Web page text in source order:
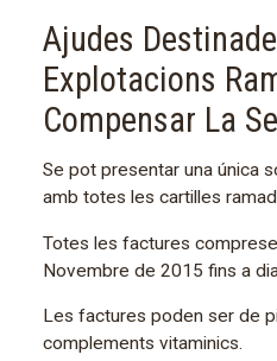
Ajudes
Explotacions
Compensar La
Se pot presentar una única
amb totes les cartilles
Totes les factures
Novembre de 2015 fins a
Les factures poden ser de
complements vitaminics.